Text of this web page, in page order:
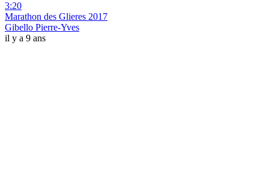
3:20
Marathon des Glieres 2017
Gibello Pierre-Yves
il y a 9 ans